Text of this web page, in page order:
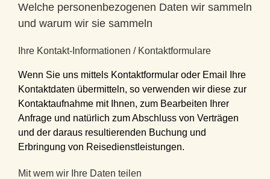
Welche personenbezogenen Daten wir sammeln
und warum wir sie sammeln
Ihre Kontakt-Informationen / Kontaktformulare
Wenn Sie uns mittels Kontaktformular oder Email Ihre
Kontaktdaten übermitteln, so verwenden wir diese zur
Kontaktaufnahme mit Ihnen, zum Bearbeiten Ihrer
Anfrage und natürlich zum Abschluss von Verträgen
und der daraus resultierenden Buchung und
Erbringung von Reisedienstleistungen.
Mit wem wir Ihre Daten teilen